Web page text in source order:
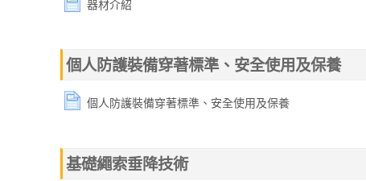
器材介紹
個人防護裝備穿著標準、安全使用及保養
個人防護裝備穿著標準、安全使用及保養
基礎繩索垂降技術